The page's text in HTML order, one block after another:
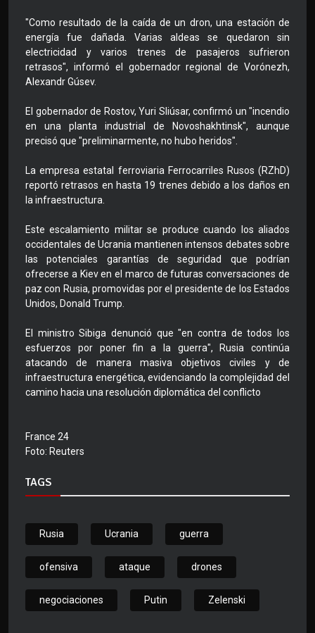
"Como resultado de la caída de un dron, una estación de
energía fue dañada. Varias aldeas se quedaron sin
electricidad y varios trenes de pasajeros sufrieron
retrasos", informó el gobernador regional de Vorónezh,
Alexandr Gúsev.
El gobernador de Rostov, Yuri Sliúsar, confirmó un "incendio
en una planta industrial de Novoshakhtinsk", aunque
precisó que "preliminarmente, no hubo heridos".
La empresa estatal ferroviaria Ferrocarriles Rusos (RZhD)
reportó retrasos en hasta 19 trenes debido a los daños en
la infraestructura.
Este escalamiento militar se produce cuando los aliados
occidentales de Ucrania mantienen intensos debates sobre
las potenciales garantías de seguridad que podrían
ofrecerse a Kiev en el marco de futuras conversaciones de
paz con Rusia, promovidas por el presidente de los Estados
Unidos, Donald Trump.
El ministro Sibiga denunció que "en contra de todos los
esfuerzos por poner fin a la guerra", Rusia continúa
atacando de manera masiva objetivos civiles y de
infraestructura energética, evidenciando la complejidad del
camino hacia una resolución diplomática del conflicto
France 24
Foto: Reuters
TAGS
Rusia Ucrania guerra
ofensiva ataque drones
negociaciones Putin Zelenski